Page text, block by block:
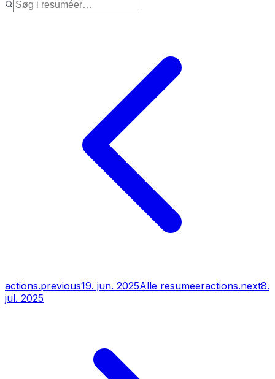
actions.previous19. jun. 2025Alle resumeeractions.next8.
jul. 2025